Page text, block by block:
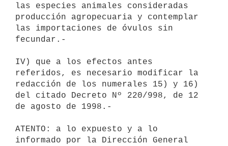
las especies animales consideradas
producción agropecuaria y contemplar
las importaciones de óvulos sin
fecundar.-
IV) que a los efectos antes
referidos, es necesario modificar la
redacción de los numerales 15) y 16)
del citado Decreto Nº 220/998, de 12
de agosto de 1998.-
ATENTO: a lo expuesto y a lo
informado por la Dirección General